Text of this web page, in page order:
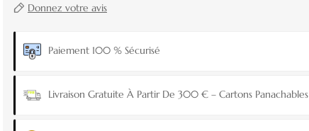
Donnez votre avis
Paiement 100 % Sécurisé
Livraison Gratuite À Partir De 300 € – Cartons Panachables